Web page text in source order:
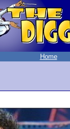
Home